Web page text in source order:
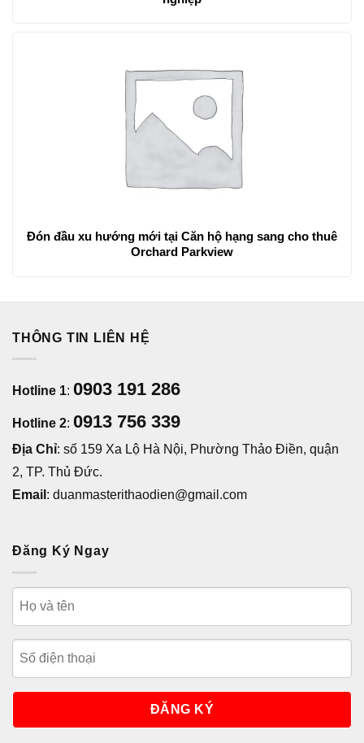
Đón đầu xu hướng mới tại Căn hộ hạng sang cho thuê
Orchard Parkview
THÔNG TIN LIÊN HỆ
Hotline 1: 0903 191 286
Hotline 2: 0913 756 339
Địa Chỉ: số 159 Xa Lộ Hà Nội, Phường Thảo Điền, quận
2, TP. Thủ Đức.
Email : duanmasterithaodien@gmail.com
Đăng Ký Ngay